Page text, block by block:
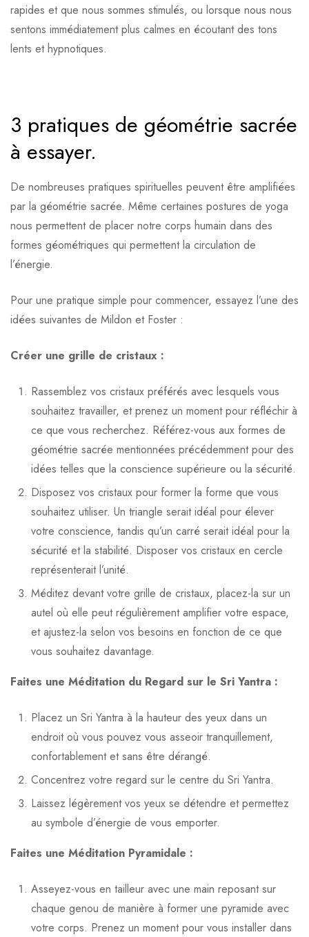
rapides et que nous sommes stimulés, ou lorsque nous nous
sentons immédiatement plus calmes en écoutant des tons
lents et hypnotiques.
3 pratiques de géométrie sacrée
à essayer.
De nombreuses pratiques spirituelles peuvent être amplifiées
par la géométrie sacrée. Même certaines postures de yoga
nous permettent de placer notre corps humain dans des
formes géométriques qui permettent la circulation de
l’énergie.
Pour une pratique simple pour commencer, essayez l’une des
idées suivantes de Mildon et Foster :
Créer une grille de cristaux :
Rassemblez vos cristaux préférés avec lesquels vous
souhaitez travailler, et prenez un moment pour réfléchir à
ce que vous recherchez. Référez-vous aux formes de
géométrie sacrée mentionnées précédemment pour des
idées telles que la conscience supérieure ou la sécurité.
Disposez vos cristaux pour former la forme que vous
souhaitez utiliser. Un triangle serait idéal pour élever
votre conscience, tandis qu’un carré serait idéal pour la
sécurité et la stabilité. Disposer vos cristaux en cercle
représenterait l’unité.
Méditez devant votre grille de cristaux, placez-la sur un
autel où elle peut régulièrement amplifier votre espace,
et ajustez-la selon vos besoins en fonction de ce que
vous souhaitez davantage.
Faites une Méditation du Regard sur le Sri Yantra :
Placez un Sri Yantra à la hauteur des yeux dans un
endroit où vous pouvez vous asseoir tranquillement,
confortablement et sans être dérangé.
Concentrez votre regard sur le centre du Sri Yantra.
Laissez légèrement vos yeux se détendre et permettez
au symbole d’énergie de vous emporter.
Faites une Méditation Pyramidale :
Asseyez-vous en tailleur avec une main reposant sur
chaque genou de manière à former une pyramide avec
votre corps. Prenez un moment pour vous installer dans